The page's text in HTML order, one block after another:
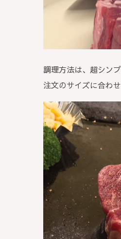
調理方法は、超シンプ
注文のサイズに合わ